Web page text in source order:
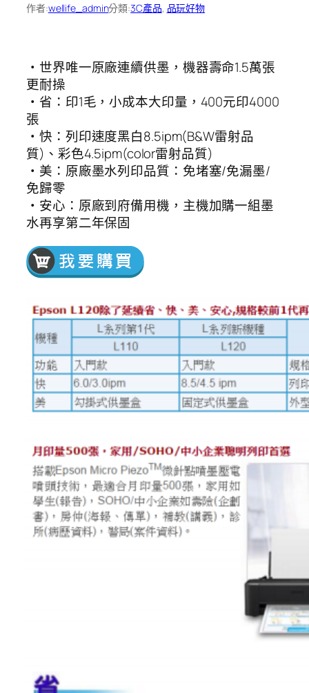
作者:wellife_admin分類:3C產品, 品玩好物
‧世界唯一原廠連續供墨，機器壽命1.5萬張
更耐操
‧省：印1毛，小成本大印量，400元印4000
張
‧快：列印速度黑白8.5ipm(B&W雷射品
質)、彩色4.5ipm(color雷射品質)
‧美：原廠墨水列印品質：免堵塞/免漏墨/
免歸零
‧安心：原廠到府備用機，主機加購一組墨
水再享第二年保固